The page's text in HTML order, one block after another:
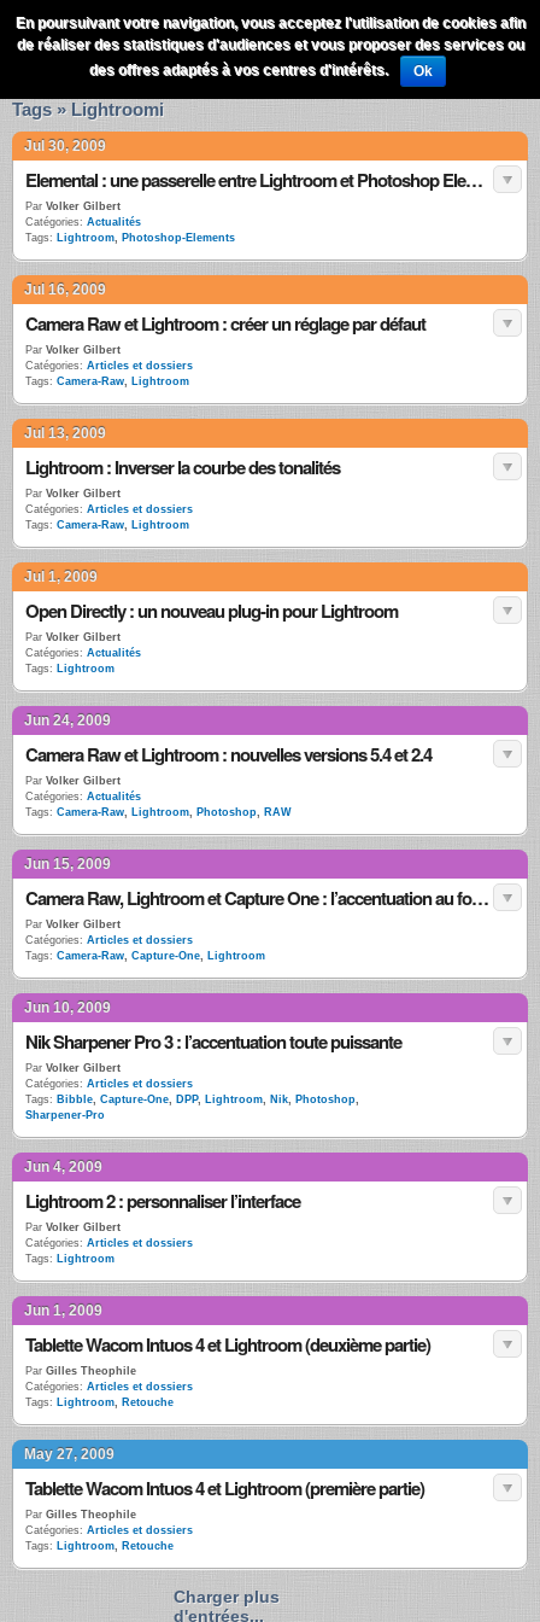
QuestionsPhoto Menu
Tags » Lightroomi
Jul 30, 2009
Elemental : une passerelle entre Lightroom et Photoshop Elements
Par Volker Gilbert
Catégories: Actualités
Tags: Lightroom, Photoshop-Elements
Jul 16, 2009
Camera Raw et Lightroom : créer un réglage par défaut
Par Volker Gilbert
Catégories: Articles et dossiers
Tags: Camera-Raw, Lightroom
Jul 13, 2009
Lightroom : Inverser la courbe des tonalités
Par Volker Gilbert
Catégories: Articles et dossiers
Tags: Camera-Raw, Lightroom
Jul 1, 2009
Open Directly : un nouveau plug-in pour Lightroom
Par Volker Gilbert
Catégories: Actualités
Tags: Lightroom
Jun 24, 2009
Camera Raw et Lightroom : nouvelles versions 5.4 et 2.4
Par Volker Gilbert
Catégories: Actualités
Tags: Camera-Raw, Lightroom, Photoshop, RAW
Jun 15, 2009
Camera Raw, Lightroom et Capture One : l’accentuation au format RAW
Par Volker Gilbert
Catégories: Articles et dossiers
Tags: Camera-Raw, Capture-One, Lightroom
Jun 10, 2009
Nik Sharpener Pro 3 : l’accentuation toute puissante
Par Volker Gilbert
Catégories: Articles et dossiers
Tags: Bibble, Capture-One, DPP, Lightroom, Nik, Photoshop,
Sharpener-Pro
Jun 4, 2009
Lightroom 2 : personnaliser l’interface
Par Volker Gilbert
Catégories: Articles et dossiers
Tags: Lightroom
Jun 1, 2009
Tablette Wacom Intuos 4 et Lightroom (deuxième partie)
Par Gilles Theophile
Catégories: Articles et dossiers
Tags: Lightroom, Retouche
May 27, 2009
Tablette Wacom Intuos 4 et Lightroom (première partie)
Par Gilles Theophile
Catégories: Articles et dossiers
Tags: Lightroom, Retouche
Charger plus
d'entrées...
En poursuivant votre navigation, vous acceptez l'utilisation de cookies afin
de réaliser des statistiques d'audiences et vous proposer des services ou
des offres adaptés à vos centres d'intérêts.
Ok